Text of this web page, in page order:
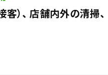
）、 店舗内外の清掃、